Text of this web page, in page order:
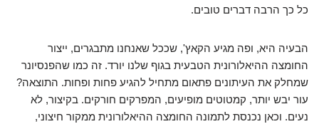
כל כך הרבה דברים טובים.
הבעיה היא, ופה מגיע הקאץ', שככל שאנחנו מתבגרים, ייצור
החומצה ההיאלורונית הטבעית בגוף שלנו יורד. זה כמו שהפנסיונר
שמחלק את העיתונים פתאום מתחיל להגיע פחות ופחות. התוצאה?
עור יבש יותר, קמטוטים מופיעים, המפרקים חורקים. בקיצור, לא
נעים. וכאן נכנסת לתמונה החומצה ההיאלורונית ממקור חיצוני,